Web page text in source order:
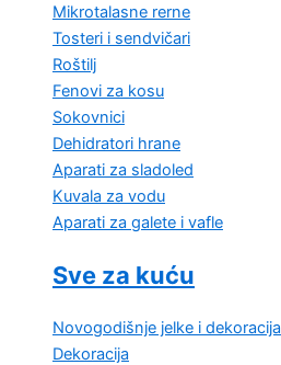
Mikrotalasne rerne
Tosteri i sendvičari
Roštilj
Fenovi za kosu
Sokovnici
Dehidratori hrane
Aparati za sladoled
Kuvala za vodu
Aparati za galete i vafle
Sve za kuću
Novogodišnje jelke i dekoracija
Dekoracija